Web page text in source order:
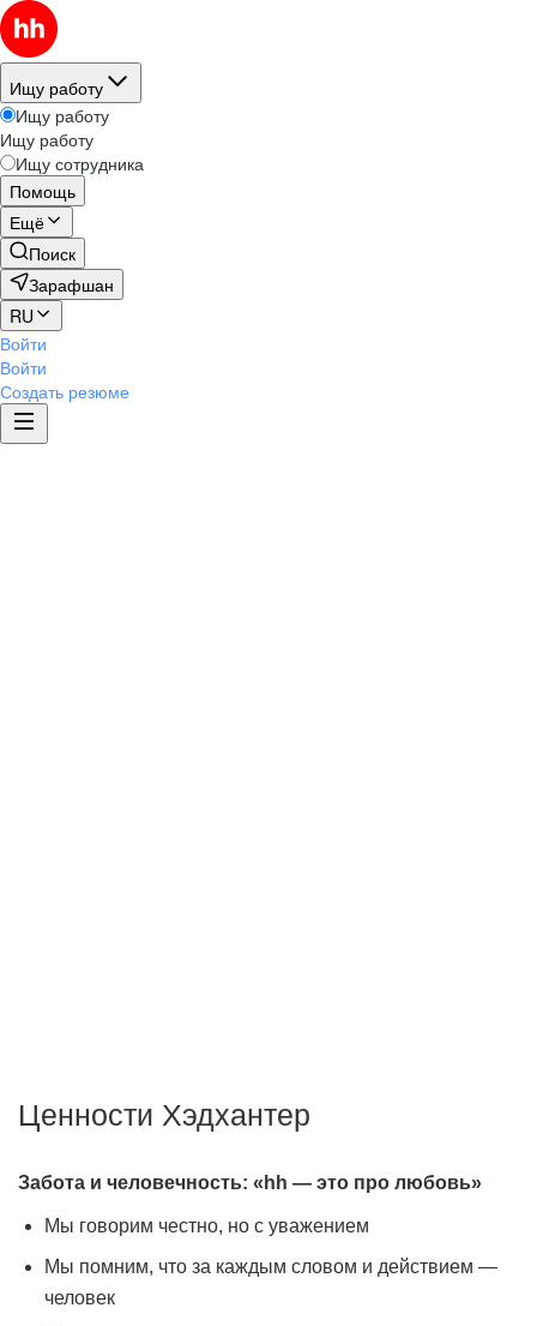
Ищу работу
Ищу работу
Ищу работу
Ищу сотрудника
Помощь
Ещё
Поиск
Зарафшан
RU
Войти
Войти
Создать резюме
Ценности Хэдхантер
Забота и человечность: «hh — это про любовь»
Мы говорим честно, но с уважением
Мы помним, что за каждым словом и действием —
человек